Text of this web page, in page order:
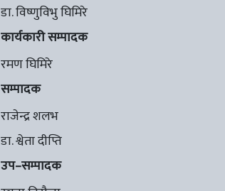
डा. विष्णुविभु घिमिरे
कार्यकारी सम्पादक
रमण घिमिरे
सम्पादक
राजेन्द्र शलभ
डा. श्वेता दीप्ति
उप–सम्पादक